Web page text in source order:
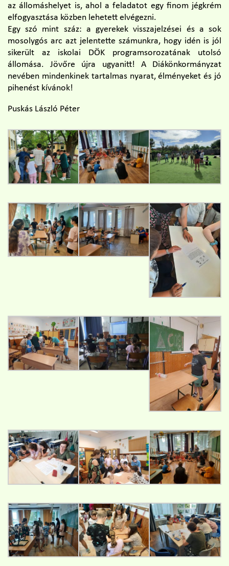
az állomáshelyet is, ahol a feladatot egy finom jégkrém
elfogyasztása közben lehetett elvégezni.
Egy szó mint száz: a gyerekek visszajelzései és a sok
mosolygós arc azt jelentette számunkra, hogy idén is jól
sikerült az iskolai DÖK programsorozatának utolsó
állomása. Jövőre újra ugyanitt! A Diákönkormányzat
nevében mindenkinek tartalmas nyarat, élményeket és jó
pihenést kívánok!
Puskás László Péter